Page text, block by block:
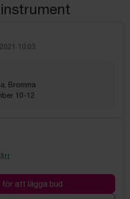
10:03
Bromma
10-12
för att lägga bud